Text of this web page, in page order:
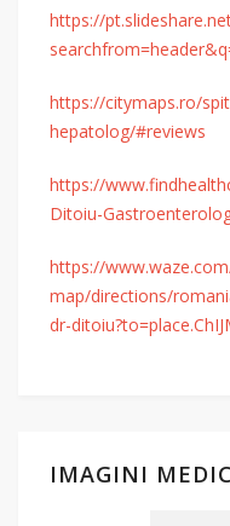
https://
https://citymaps.ro/
hepatolog/#reviews
https://
Ditoiu-
https://
map/directions/
dr-
IMAGINI